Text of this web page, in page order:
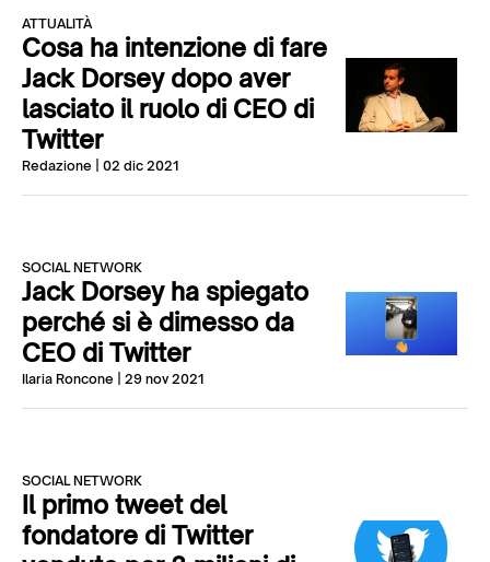
ATTUALITÀ
Cosa ha intenzione di fare
Jack Dorsey dopo aver
lasciato il ruolo di CEO di
Twitter
Redazione | 02 dic 2021
SOCIAL NETWORK
Jack Dorsey ha spiegato
perché si è dimesso da
CEO di Twitter
Ilaria Roncone | 29 nov 2021
SOCIAL NETWORK
Il primo tweet del
fondatore di Twitter